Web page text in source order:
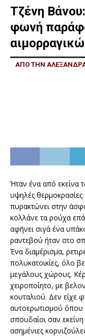
Τζένη
φωνή
ΑΠΟ ΤΗΝ
Ήταν ένα από εκείνα
υψηλές
πυρακτώνει στην
κολλάνε τα ρούχα
αφήνει σιγά ένα
ραντεβού ήταν στο
Ένα διαμέρισμα,
πολυκατοικίες, όλο
μεγάλους χώρους.
χειροποίητο, με
κουταλιού. Δεν είχε
αυτοερωτισμού όπου
σπουδαίοι σαν
ασημένιες